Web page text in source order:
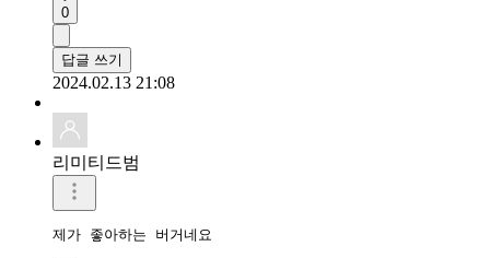
0
답글 쓰기
2024.02.13 21:08
리미티드범
제가 좋아하는 버거네요